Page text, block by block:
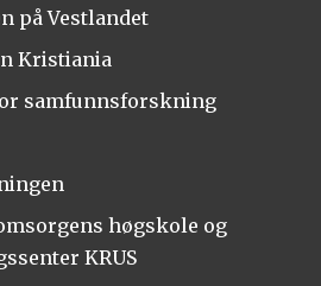
på Vestlandet
Kristiania
samfunnsforskning
høgskole og
KRUS